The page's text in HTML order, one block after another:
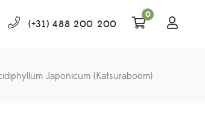
(+31) 488 200 200
0
Japonicum (Katsuraboom)